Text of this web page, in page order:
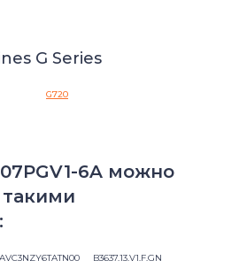
G Series
G720
6A можно
AVC3NZY6TATN00 B3637.13.V1.F.GN